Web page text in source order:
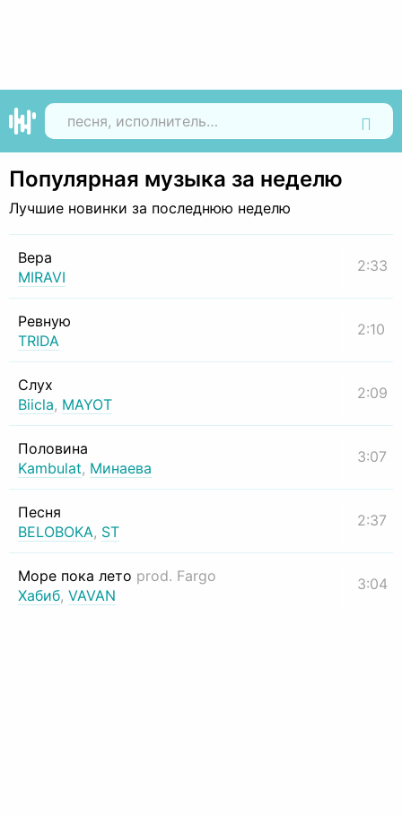
Популярная музыка за неделю
Лучшие новинки за последнюю неделю
Вера
MIRAVI
2:33
Ревную
TRIDA
2:10
Слух
Biicla, MAYOT
2:09
Половина
Kambulat, Минаева
3:07
Песня
BELOBOKA, ST
2:37
Море пока лето prod. Fargo
Хабиб, VAVAN
3:04